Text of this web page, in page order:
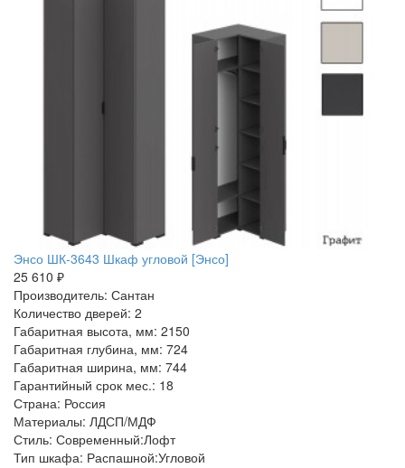
Энсо ШК-3643 Шкаф угловой [Энсо]
25 610 ₽
Производитель: Сантан
Количество дверей: 2
Габаритная высота, мм: 2150
Габаритная глубина, мм: 724
Габаритная ширина, мм: 744
Гарантийный срок мес.: 18
Страна: Россия
Материалы: ЛДСП/МДФ
Стиль: Современный:Лофт
Тип шкафа: Распашной:Угловой